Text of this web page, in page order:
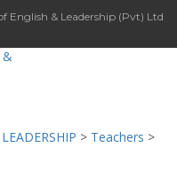
English & Leadership (Pvt) Ltd
> Teachers >